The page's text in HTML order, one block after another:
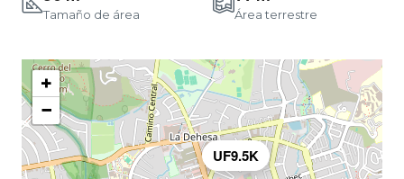
Tamaño de área Área terrestre
UF9.5K
+
−